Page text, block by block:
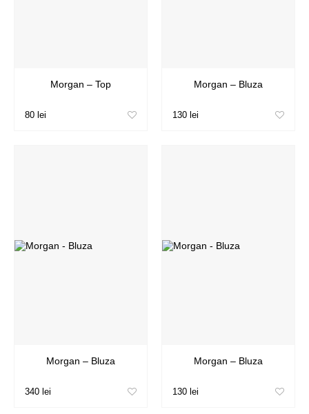
Morgan – Top
80 lei
Morgan – Bluza
130 lei
Morgan – Bluza
340 lei
Morgan – Bluza
130 lei